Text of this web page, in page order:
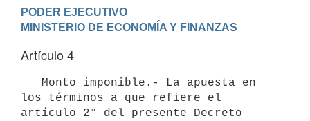
PODER EJECUTIVO
Artículo 4
los términos a que refiere el
artículo 2° del presente Decreto